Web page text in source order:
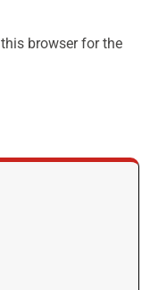
browser for the